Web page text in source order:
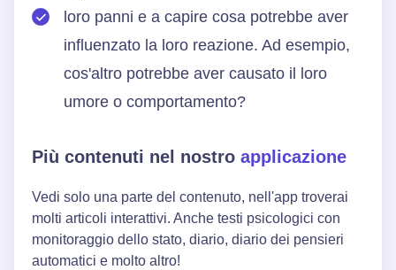
loro panni e a capire cosa potrebbe aver
influenzato la loro reazione. Ad esempio,
cos'altro potrebbe aver causato il loro
umore o comportamento?
Più contenuti nel nostro applicazione
Vedi solo una parte del contenuto, nell'app troverai
molti articoli interattivi. Anche testi psicologici con
monitoraggio dello stato, diario, diario dei pensieri
automatici e molto altro!